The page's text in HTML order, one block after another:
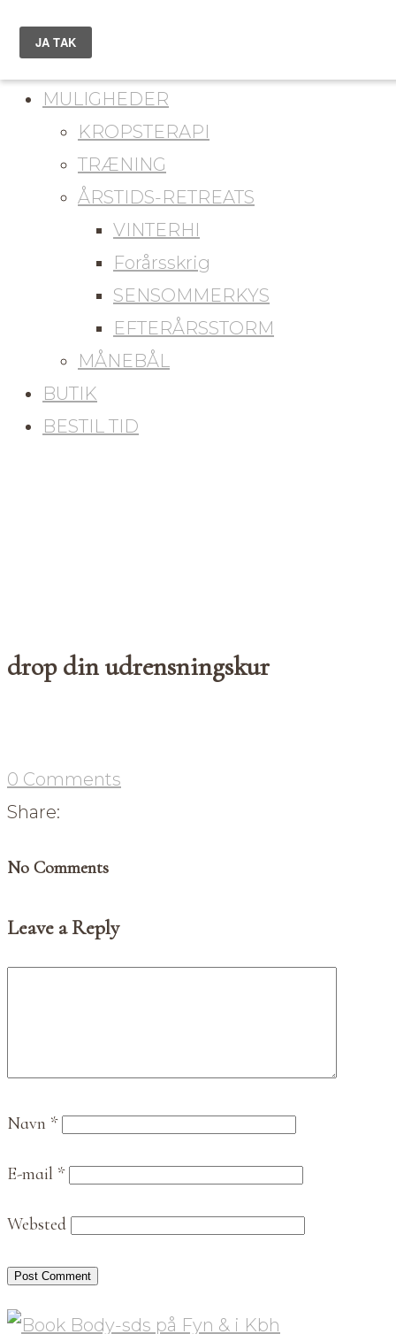
du er her
MULIGHEDER
KROPSTERAPI
TRÆNING
ÅRSTIDS-RETREATS
VINTERHI
Forårsskrig
SENSOMMERKYS
EFTERÅRSSTORM
MÅNEBÅL
BUTIK
BESTIL TID
drop din udrensningskur
0 Comments
Share:
No Comments
Leave a Reply
Navn *
E-mail *
Websted